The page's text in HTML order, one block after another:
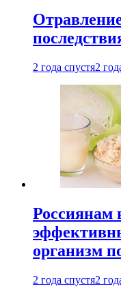
2 года спустя2
Россиянам
организм
2 года спустя2